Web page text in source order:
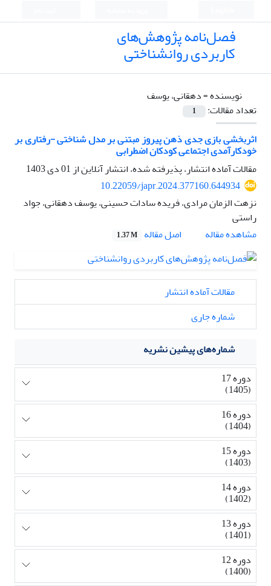
فصل‌نامه پژوهش‌های
کاربردی روانشناختی
نویسنده =دهقانی، یوسف
تعداد مقالات:
1
اثربخشی بازی جدی ذهن پیروز مبتنی بر مدل شناختی -رفتاری بر
خودکارآمدی اجتماعی کودکان اضطرابی
مقالات آماده انتشار، پذیرفته شده، انتشار آنلاین از01 دی 1403
10.22059/japr.2024.377160.644934
نزهت الزمان مرادی، فریده سادات حسینی، یوسف دهقانی، جواد
راستی
مشاهده مقاله
اصل مقاله 1.37 M
مقالات آماده انتشار
شماره جاری
شماره‌های پیشین نشریه
دوره 17
(1405)
دوره 16
(1404)
دوره 15
(1403)
دوره 14
(1402)
دوره 13
(1401)
دوره 12
(1400)